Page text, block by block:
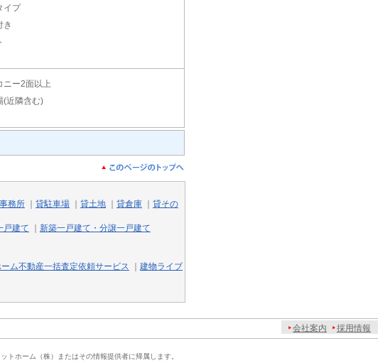
イプ
き
ニー2面以上
(近隣含む)
務所 貸駐車場 貸土地 貸倉庫
貸その
戸建て
新築一戸建て・分譲一戸建て
ム不動産一括査定依頼サービス
建物ライブ
会社案内 採用情報
トホーム（株）またはその情報提供者に帰属します。